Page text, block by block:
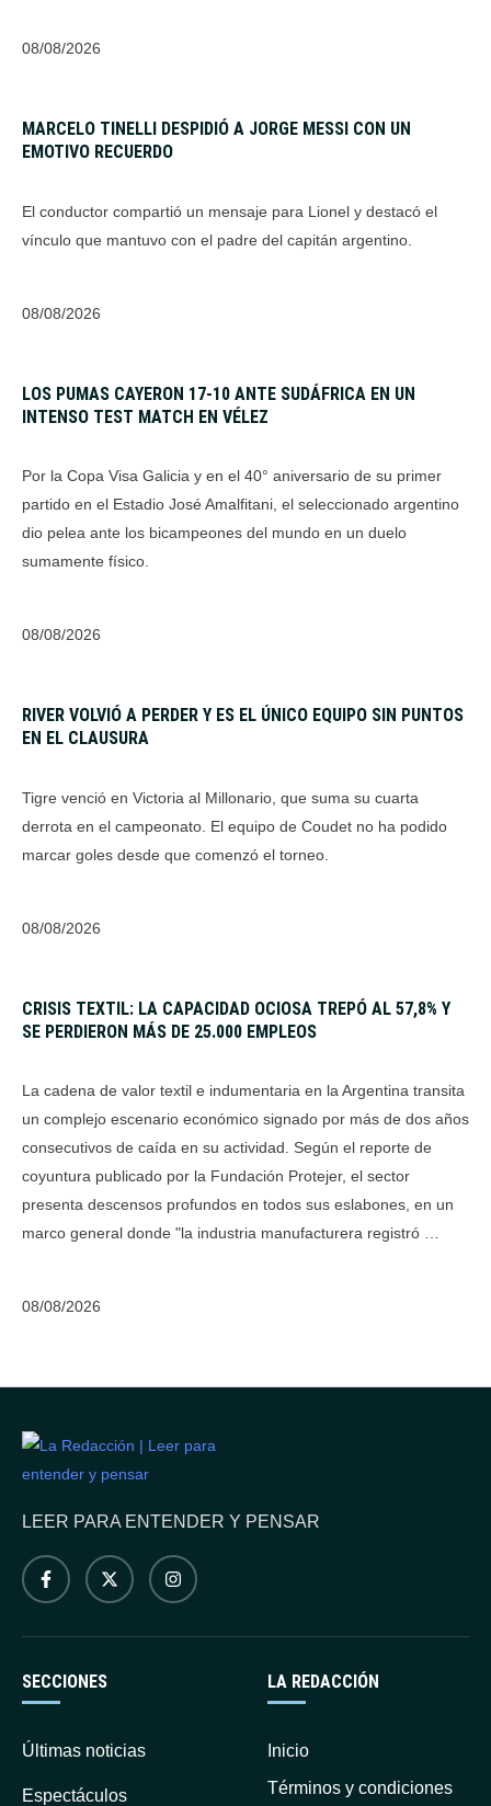
08/08/2026
MARCELO TINELLI DESPIDIÓ A JORGE MESSI CON UN
EMOTIVO RECUERDO
El conductor compartió un mensaje para Lionel y destacó el
vínculo que mantuvo con el padre del capitán argentino.
08/08/2026
LOS PUMAS CAYERON 17-10 ANTE SUDÁFRICA EN UN
INTENSO TEST MATCH EN VÉLEZ
Por la Copa Visa Galicia y en el 40° aniversario de su primer
partido en el Estadio José Amalfitani, el seleccionado argentino
dio pelea ante los bicampeones del mundo en un duelo
sumamente físico.
08/08/2026
RIVER VOLVIÓ A PERDER Y ES EL ÚNICO EQUIPO SIN PUNTOS
EN EL CLAUSURA
Tigre venció en Victoria al Millonario, que suma su cuarta
derrota en el campeonato. El equipo de Coudet no ha podido
marcar goles desde que comenzó el torneo.
08/08/2026
CRISIS TEXTIL: LA CAPACIDAD OCIOSA TREPÓ AL 57,8% Y
SE PERDIERON MÁS DE 25.000 EMPLEOS
La cadena de valor textil e indumentaria en la Argentina transita
un complejo escenario económico signado por más de dos años
consecutivos de caída en su actividad. Según el reporte de
coyuntura publicado por la Fundación Protejer, el sector
presenta descensos profundos en todos sus eslabones, en un
marco general donde "la industria manufacturera registró …
08/08/2026
LA REDACCIÓN
Inicio
Términos y condiciones
SECCIONES
Últimas noticias
Espectáculos
LEER PARA ENTENDER Y PENSAR